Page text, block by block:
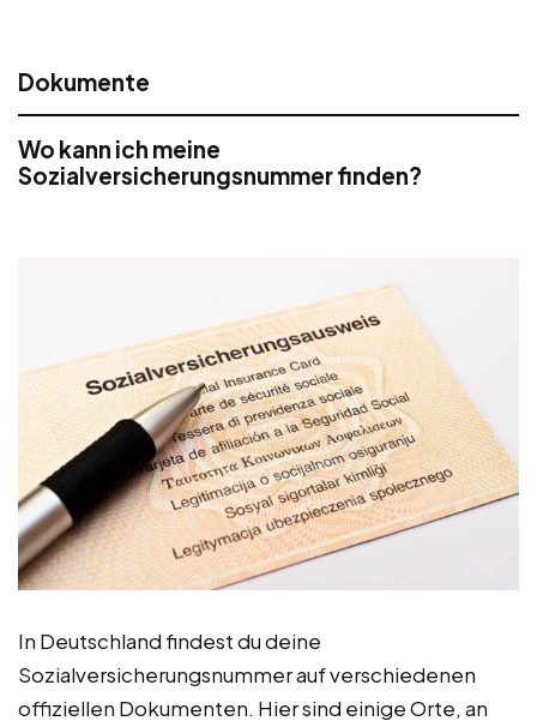
Dokumente
Wo kann ich meine
Sozialversicherungsnummer finden?
In Deutschland findest du deine
Sozialversicherungsnummer auf verschiedenen
offiziellen Dokumenten. Hier sind einige Orte, an